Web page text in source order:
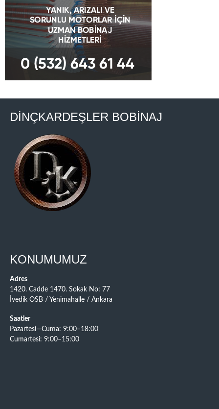
DİNÇKARDEŞLER BOBİNAJ
KONUMUMUZ
Adres
1420. Cadde 1470. Sokak No: 77
İvedik OSB / Yenimahalle / Ankara
Saatler
Pazartesi—Cuma: 9:00–18:00
Cumartesi: 9:00–15:00